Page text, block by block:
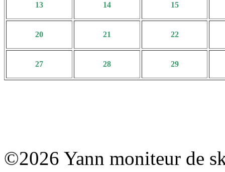
13 14 15
20 21 22
27 28 29
©2026 Yann moniteur de